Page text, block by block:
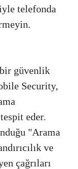
telefonda
güvenlik
Security,
eder.
"Arama
ve
çağrıları